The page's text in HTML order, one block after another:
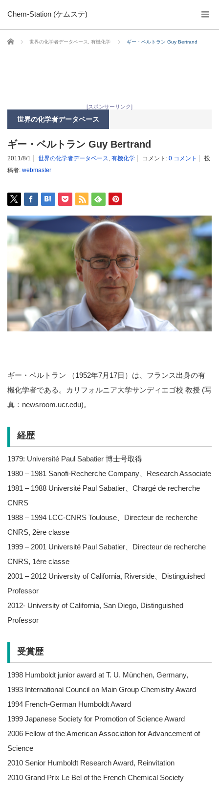
Chem-Station (ケムステ)
ホーム 世界の化学者データベース 有機化学 ギー・ベルトラン Guy Bertrand
[スポンサーリンク]
世界の化学者データベース
ギー・ベルトラン Guy Bertrand
2011/8/1 世界の化学者データベース, 有機化学 コメント: 0 コメント
投
稿者: webmaster
ギー・ベルトラン （1952年7月17日）は、フランス出身の有
機化学者である。カリフォルニア大学サンディエゴ校 教授 (写
真：newsroom.ucr.edu)。
経歴
1979: Université Paul Sabatier 博士号取得
1980 – 1981 Sanofi-Recherche Company、Research Associate
1981 – 1988 Université Paul Sabatier、Chargé de recherche
CNRS
1988 – 1994 LCC-CNRS Toulouse、Directeur de recherche
CNRS, 2ère classe
1999 – 2001 Université Paul Sabatier、Directeur de recherche
CNRS, 1ère classe
2001 – 2012 University of California, Riverside、Distinguished
Professor
2012- University of California, San Diego, Distinguished
Professor
受賞歴
1998 Humboldt junior award at T. U. München, Germany,
1993 International Council on Main Group Chemistry Award
1994 French-German Humboldt Award
1999 Japanese Society for Promotion of Science Award
2006 Fellow of the American Association for Advancement of
Science
2010 Senior Humboldt Research Award, Reinvitation
2010 Grand Prix Le Bel of the French Chemical Society